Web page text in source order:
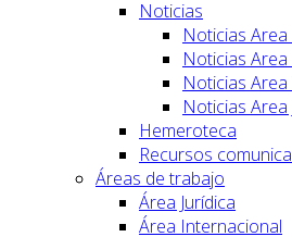
Noticias
Noticias
Noticias Area
Noticias Area
Noticias Area
Hemeroteca
Recursos
Áreas de trabajo
Área Jurídica
Área Internacional